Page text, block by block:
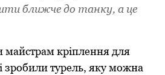
ближче до танку, а це
майстрам кріплення для
зробили турель, яку можна